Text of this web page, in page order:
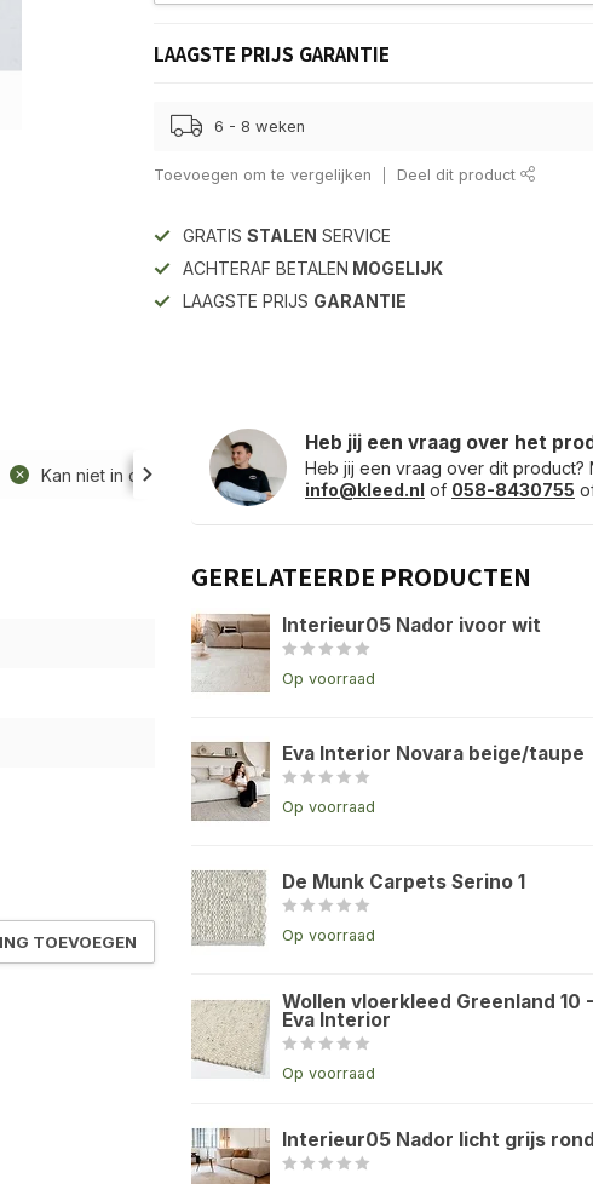
LAAGSTE PRIJS GARANTIE
6 - 8 weken
Toevoegen om te vergelijken Deel dit product
GRATISSTALEN SERVICE
ACHTERAF BETALEN MOGELIJK
LAAGSTE PRIJS GARANTIE
Kan niet in de wasmachine
TOEVOEGEN
Heb jij een vraag over het
Heb jij een vraag over dit product?
info@kleed.nl of 058-8430755
GERELATEERDE PRODUCTEN
Interieur05 Nador ivoor wit
Op voorraad
Eva Interior Novara beige/taupe
Op voorraad
De Munk Carpets Serino 1
Op voorraad
Wollen vloerkleed Greenland 10 -
Eva Interior
Op voorraad
Interieur05 Nador licht grijs rond